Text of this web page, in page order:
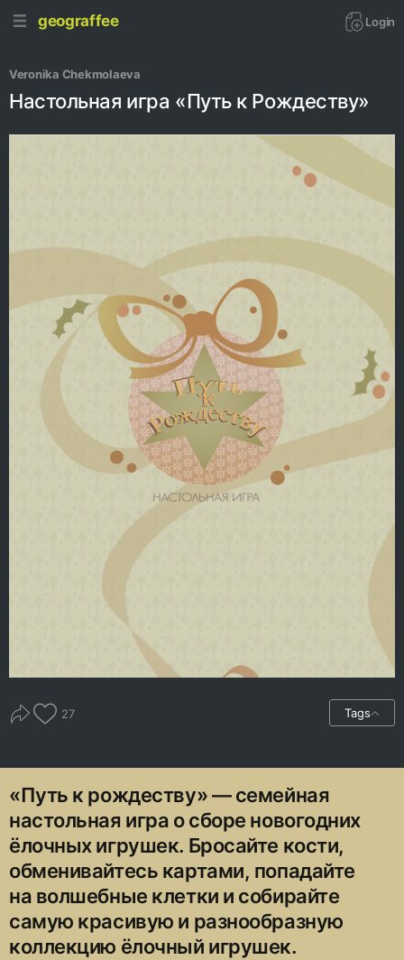
geograffee Login
Veronika Chekmolaeva
Настольная игра «Путь к Рождеству»
27 Tags
«Путь к рождеству» — семейная
настольная игра о сборе новогодних
ёлочных игрушек. Бросайте кости,
обменивайтесь картами, попадайте
на волшебные клетки и собирайте
самую красивую и разнообразную
коллекцию ёлочный игрушек.